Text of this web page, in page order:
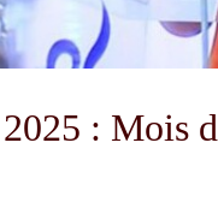
: Mois